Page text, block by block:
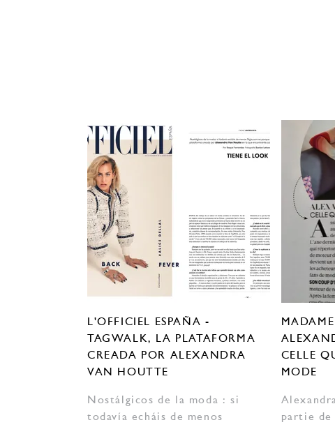
L'OFFICIEL ESPAÑA -
TAGWALK, LA PLATAFORMA
CREADA POR ALEXANDRA
VAN HOUTTE
Nostálgicos de la moda : si
todavía echáis de menos
CELLE
MODE
partie de